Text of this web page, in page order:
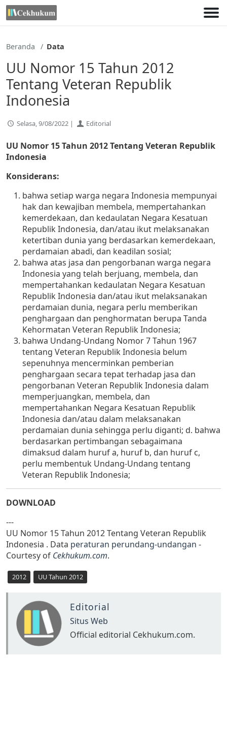
Lewati
ke
Beranda Data
UU Nomor 15 Tahun 2012
Tentang Veteran Republik
Indonesia
Selasa, 9/08/2022 | Editorial
UU Nomor 15 Tahun 2012 Tentang Veteran Republik
Indonesia
Konsiderans:
bahwa setiap warga negara Indonesia mempunyai
hak dan kewajiban membela, mempertahankan
kemerdekaan, dan kedaulatan Negara Kesatuan
Republik Indonesia, dan/atau ikut melaksanakan
ketertiban dunia yang berdasarkan kemerdekaan,
perdamaian abadi, dan keadilan sosial;
bahwa atas jasa dan pengorbanan warga negara
Indonesia yang telah berjuang, membela, dan
mempertahankan kedaulatan Negara Kesatuan
Republik Indonesia dan/atau ikut melaksanakan
perdamaian dunia, negara perlu memberikan
penghargaan dan penghormatan berupa Tanda
Kehormatan Veteran Republik Indonesia;
bahwa Undang-Undang Nomor 7 Tahun 1967
tentang Veteran Republik Indonesia belum
sepenuhnya mencerminkan pemberian
penghargaan secara tepat terhadap jasa dan
pengorbanan Veteran Republik Indonesia dalam
memperjuangkan, membela, dan
mempertahankan Negara Kesatuan Republik
Indonesia dan/atau dalam melaksanakan
perdamaian dunia sehingga perlu diganti; d. bahwa
berdasarkan pertimbangan sebagaimana
dimaksud dalam huruf a, huruf b, dan huruf c,
perlu membentuk Undang-Undang tentang
Veteran Republik Indonesia;
DOWNLOAD
---
UU Nomor 15 Tahun 2012 Tentang Veteran Republik
Indonesia . Data peraturan perundang-undangan -
Courtesy of Cekhukum.com.
2012 UU Tahun 2012
Editorial
Situs Web
Official editorial Cekhukum.com.